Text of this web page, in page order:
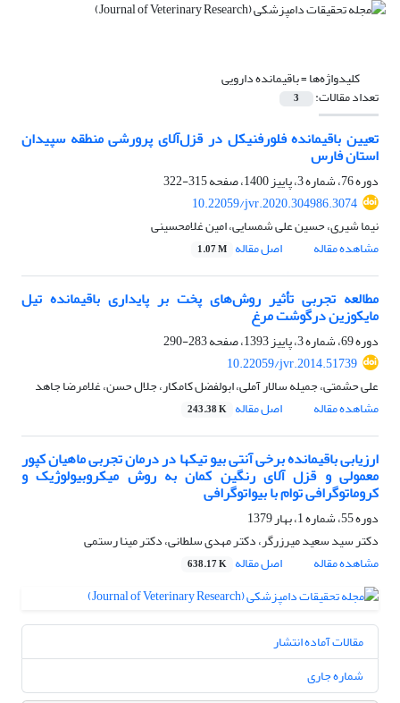
کلیدواژه‌ها =باقیمانده دارویی
تعداد مقالات: 3
تعیین باقیمانده فلورفنیکل در قزل‌آلای پرورشی منطقه سپیدان
استان فارس
دوره 76، شماره 3، پاییز 1400، صفحه
315-322
10.22059/jvr.2020.304986.3074
نیما شیری، حسین علی شمسایی، امین غلامحسینی
مشاهده مقاله
اصل مقاله 1.07 M
مطالعه تجربی تأثیر روش‌های پخت بر پایداری باقیمانده تیل
مایکوزین درگوشت مرغ
دوره 69، شماره 3، پاییز 1393، صفحه
283-290
10.22059/jvr.2014.51739
علی حشمتی، جمیله سالار آملی، ابولفضل کامکار، جلال حسن، غلامرضا جاهد
مشاهده مقاله
اصل مقاله 243.38 K
ارزیابی باقیمانده برخی آنتی بیو تیکها در درمان تجربی ماهیان کپور
معمولی و قزل آلای رنگین کمان به روش میکروبیولوژیک و
کروماتوگرافی توام با بیواتوگرافی
دوره 55، شماره 1، بهار 1379
دکتر سید سعید میرزرگر، دکتر مهدی سلطانی، دکتر مینا رستمی
مشاهده مقاله
اصل مقاله 638.17 K
مقالات آماده انتشار
شماره جاری